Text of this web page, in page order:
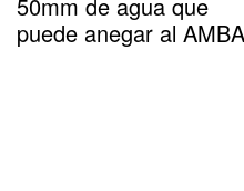
puede anegar al AMBA